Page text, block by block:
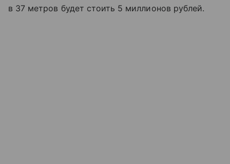
в 37 метров будет стоить 5 миллионов рублей.